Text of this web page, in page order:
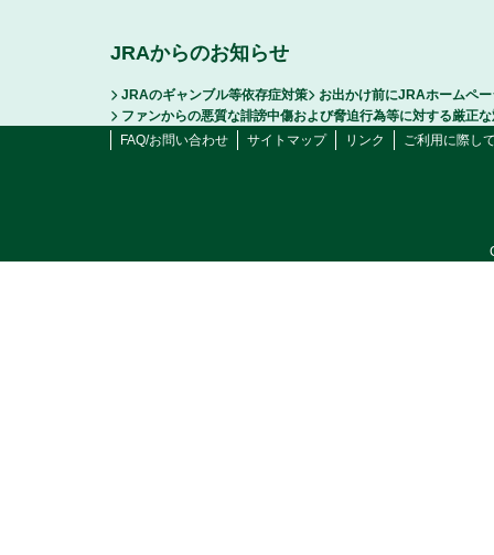
JRAからのお知らせ
JRAのギャンブル等依存症対策
お出かけ前にJRAホームペ
ファンからの悪質な誹謗中傷および脅迫行為等に対する厳正
FAQ/お問い合わせ
サイトマップ リンク ご利用に際し